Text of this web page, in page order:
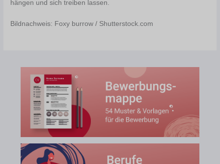
hängen und sich treiben lassen.
Bildnachweis: Foxy burrow / Shutterstock.com